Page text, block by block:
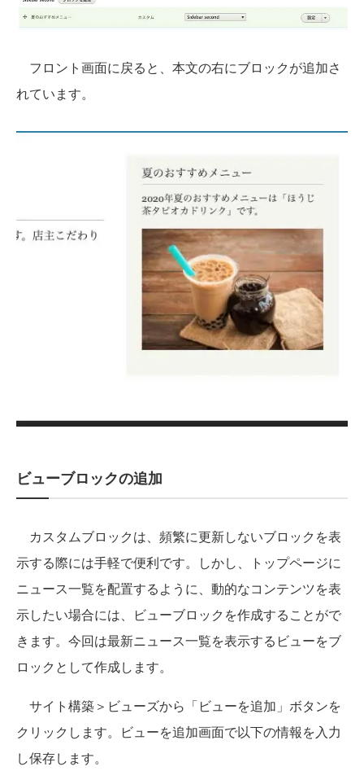
フロント画面に戻ると、本文の右にブロックが追加さ
れています。
ビューブロックの追加
カスタムブロックは、頻繁に更新しないブロックを表
示する際には手軽で便利です。しかし、トップページに
ニュース一覧を配置するように、動的なコンテンツを表
示したい場合には、ビューブロックを作成することがで
きます。今回は最新ニュース一覧を表示するビューをブ
ロックとして作成します。
サイト構築＞ビューズから「ビューを追加」ボタンを
クリックします。ビューを追加画面で以下の情報を入力
し保存します。